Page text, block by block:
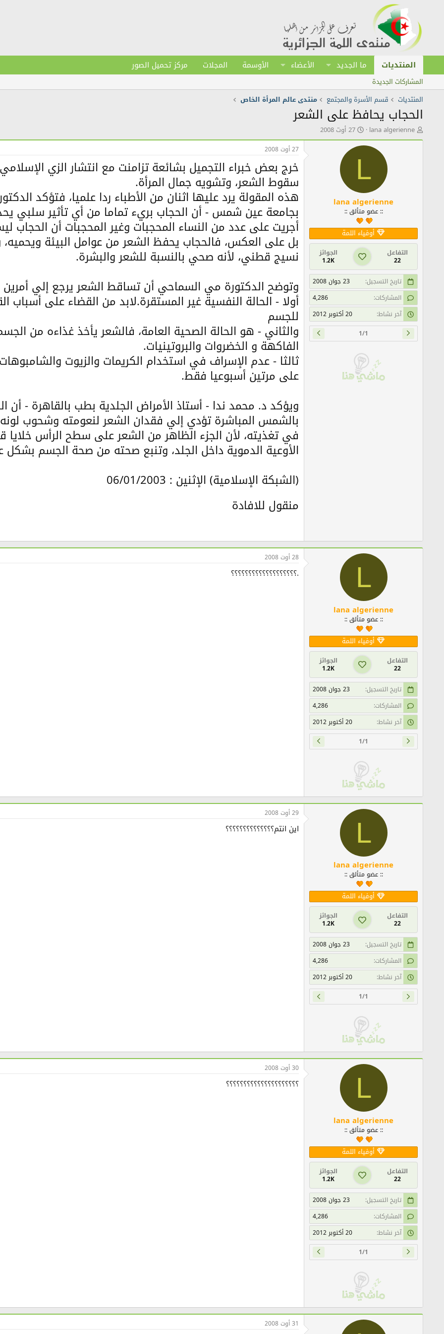
المنتديات ما الجديد الأعضاء الأوسمة المجلات مركز تحميل الصور
المشاركات الجديدة
المنتديات
قسم الأسرة والمجتمع منتدى عالم المرأة الخاص
الحجاب يحافظ على الشعر
ك
ا
lana algerienne ت
ا
ر
ن
ش
ر
27 أوت 2008
L
lana algerienne
:: عضو متألق ::
أوفياء اللمة
التفاعل
22
الجوائز
1.2K
تاريخ التسجيل
23 جوان 2008
المشاركات
4,286
آخر نشاط
20 أكتوبر 2012
1/1
27 أوت 2008
خرج بعض خبراء التجميل بشائعة تزامنت مع انتشار الزي
سقوط الشعر، وتشويه جمال المرأة.
هذه المقولة يرد عليها اثنان من الأطباء ردا علميا، فتؤكد
بجامعة عين شمس - أن الحجاب بريء تماما من أي تأثير سلبي
أجريت على عدد من النساء المحجبات وغير المحجبات أن
بل على العكس، فالحجاب يحفظ الشعر من عوامل البيئة
نسيج قطني، لأنه صحي بالنسبة للشعر والبشرة.
وتوضح الدكتورة مي السماحي أن تساقط الشعر يرجع إلي أمرين
أولا - الحالة النفسية غير المستقرة.لابد من القضاء على أسباب
للجسم
والثاني - هو الحالة الصحية العامة، فالشعر يأخذ غذاءه من
الفاكهة و الخضروات والبروتينيات.
ثالثا - عدم الإسراف في استخدام الكريمات والزيوت
على مرتين أسبوعيا فقط.
ويؤكد د. محمد ندا - أستاذ الأمراض الجلدية بطب بالقاهرة - أن
بالشمس المباشرة تؤدي إلي فقدان الشعر لنعومته وشحوب
في تغذيته، لأن الجزء الظاهر من الشعر على سطح الرأس
الأوعية الدموية داخل الجلد، وتنبع صحته من صحة الجسم بشكل
(الشبكة الإسلامية) الإثنين : 06/01/2003
منقول للافادة
L
lana algerienne
:: عضو متألق ::
أوفياء اللمة
التفاعل
22
الجوائز
1.2K
تاريخ التسجيل
23 جوان 2008
المشاركات
4,286
آخر نشاط
20 أكتوبر 2012
1/1
28 أوت 2008
.؟؟؟؟؟؟؟؟؟؟؟؟؟؟؟؟؟؟؟
L
lana algerienne
:: عضو متألق ::
أوفياء اللمة
التفاعل
22
الجوائز
1.2K
تاريخ التسجيل
23 جوان 2008
المشاركات
4,286
آخر نشاط
20 أكتوبر 2012
1/1
29 أوت 2008
اين انتم؟؟؟؟؟؟؟؟؟؟؟؟؟؟
L
lana algerienne
:: عضو متألق ::
أوفياء اللمة
التفاعل
22
الجوائز
1.2K
تاريخ التسجيل
23 جوان 2008
المشاركات
4,286
آخر نشاط
20 أكتوبر 2012
1/1
30 أوت 2008
؟؟؟؟؟؟؟؟؟؟؟؟؟؟؟؟؟؟؟؟؟
31 أوت 2008